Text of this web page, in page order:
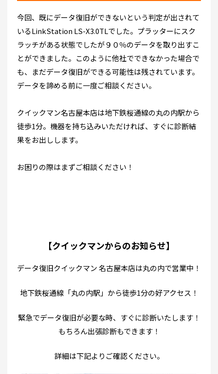
今回、既にデータ復旧ができないという判定が出されて
いるLinkStation LS-X3.0TLでした。プラッターにスク
ラッチがある状態でしたが９０％のデータを取り出すこ
とができました。このように他社でできなかった場合で
も、まだデータ復旧ができる可能性は残されています。
データを諦める前に一度ご相談ください。
クイックマン名古屋本店は地下鉄桜通線の丸の内駅から
徒歩1分。機器を持ち込みいただければ、すぐに診断結
果をお出しします。
お困りの際はまずご相談ください！
【クイックマンからのお知らせ】
データ復旧クイックマン 名古屋本店は丸の内で営業中！
地下鉄桜通線「丸の内駅」から徒歩1分の好アクセス！
緊急でデータ復旧が必要な時、すぐに診断いたします！
もちろん出張診断もできます！
詳細は下記よりご確認ください。